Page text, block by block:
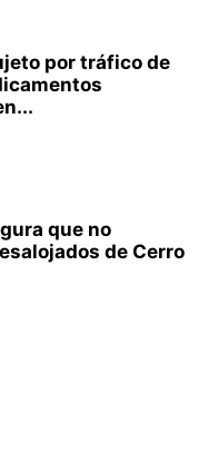
por tráfico de
que no
de Cerro